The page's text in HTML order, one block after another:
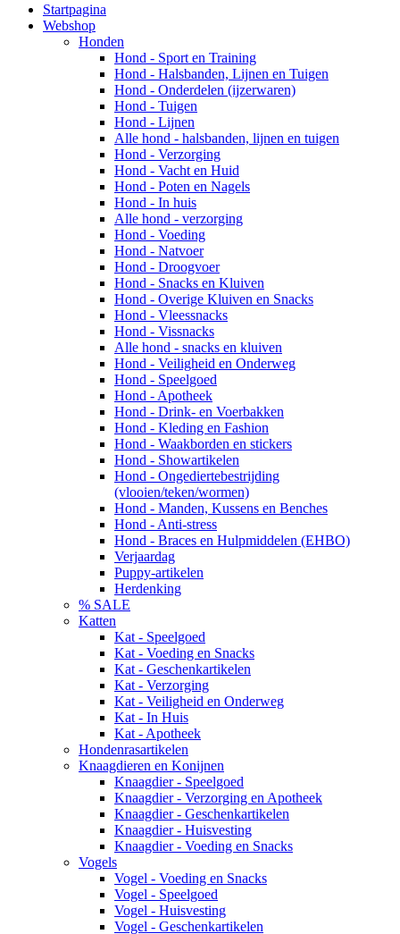
Startpagina
Webshop
Honden
Hond - Sport en Training
Hond - Halsbanden, Lijnen en Tuigen
Hond - Onderdelen (ijzerwaren)
Hond - Tuigen
Hond - Lijnen
Alle hond - halsbanden, lijnen en tuigen
Hond - Verzorging
Hond - Vacht en Huid
Hond - Poten en Nagels
Hond - In huis
Alle hond - verzorging
Hond - Voeding
Hond - Natvoer
Hond - Droogvoer
Hond - Snacks en Kluiven
Hond - Overige Kluiven en Snacks
Hond - Vleessnacks
Hond - Vissnacks
Alle hond - snacks en kluiven
Hond - Veiligheid en Onderweg
Hond - Speelgoed
Hond - Apotheek
Hond - Drink- en Voerbakken
Hond - Kleding en Fashion
Hond - Waakborden en stickers
Hond - Showartikelen
Hond - Ongediertebestrijding
(vlooien/teken/wormen)
Hond - Manden, Kussens en Benches
Hond - Anti-stress
Hond - Braces en Hulpmiddelen (EHBO)
Verjaardag
Puppy-artikelen
Herdenking
% SALE
Katten
Kat - Speelgoed
Kat - Voeding en Snacks
Kat - Geschenkartikelen
Kat - Verzorging
Kat - Veiligheid en Onderweg
Kat - In Huis
Kat - Apotheek
Hondenrasartikelen
Knaagdieren en Konijnen
Knaagdier - Speelgoed
Knaagdier - Verzorging en Apotheek
Knaagdier - Geschenkartikelen
Knaagdier - Huisvesting
Knaagdier - Voeding en Snacks
Vogels
Vogel - Voeding en Snacks
Vogel - Speelgoed
Vogel - Huisvesting
Vogel - Geschenkartikelen